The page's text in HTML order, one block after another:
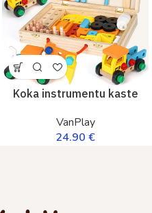
Koka instrumentu kaste
VanPlay
24.90 €